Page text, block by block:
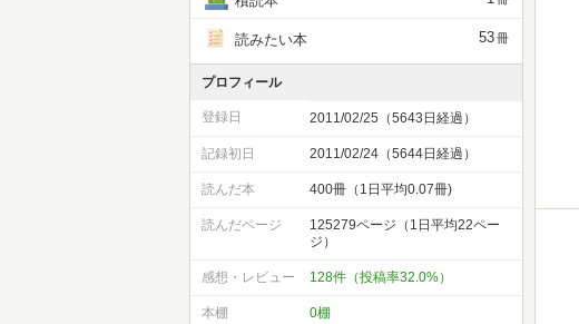
読みたい本 53冊
プロフィール
登録日 2011/02/25（5643日経過）
記録初日 2011/02/24（5644日経過）
読んだ本 400冊（1日平均0.07冊)
読んだページ
125279ページ（1日平均22ペー
ジ）
感想・レビュー 128件（投稿率32.0%）
本棚 0棚